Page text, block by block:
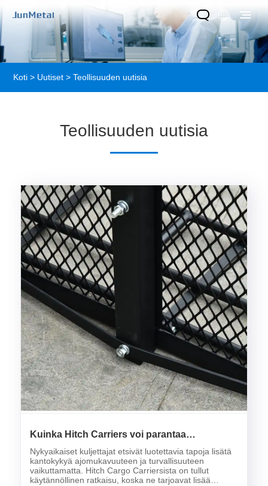
Koti > Uutiset > Teollisuuden uutisia
Teollisuuden uutisia
Kuinka Hitch Carriers voi parantaa
nykyaikaisia ​​kuljetusratkaisuja?
Nykyaikaiset kuljettajat etsivät luotettavia tapoja lisätä
kantokykyä ajomukavuuteen ja turvallisuuteen
vaikuttamatta. Hitch Cargo Carriersista on tullut
käytännöllinen ratkaisu, koska ne tarjoavat lisää